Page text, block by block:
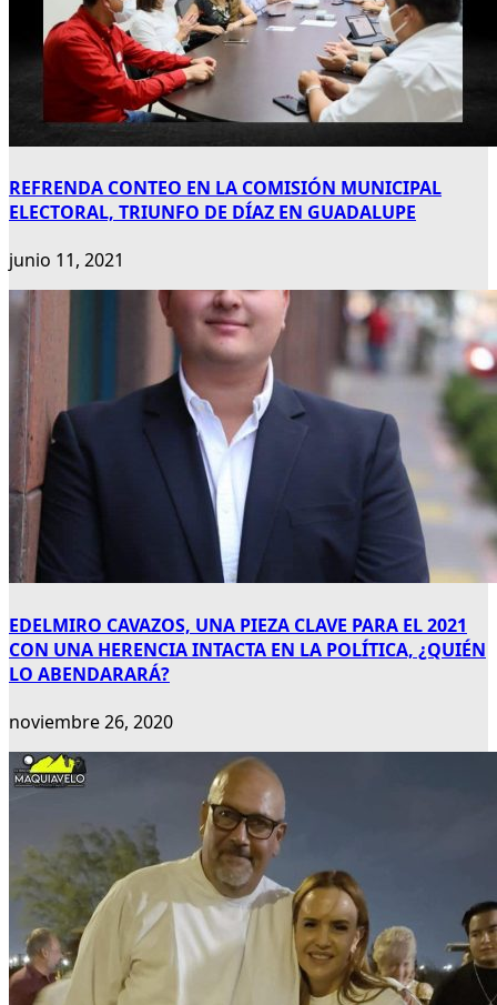
REFRENDA CONTEO EN LA COMISIÓN MUNICIPAL
ELECTORAL, TRIUNFO DE DÍAZ EN GUADALUPE
junio 11, 2021
EDELMIRO CAVAZOS, UNA PIEZA CLAVE PARA EL 2021
CON UNA HERENCIA INTACTA EN LA POLÍTICA, ¿QUIÉN
LO ABENDARARÁ?
noviembre 26, 2020